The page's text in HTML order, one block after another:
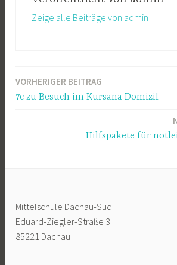
Zeige alle Beiträge von admin
Beitragsnavigation
VORHERIGER BEITRAG
7c zu Besuch im Kursana Domizil
Hilfspakete für
Mittelschule Dachau-Süd
Eduard-Ziegler-Straße 3
85221 Dachau